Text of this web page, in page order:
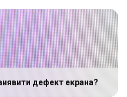
виявити дефект екрана?